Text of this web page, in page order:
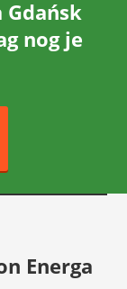
Gdańsk
nog je
Energa